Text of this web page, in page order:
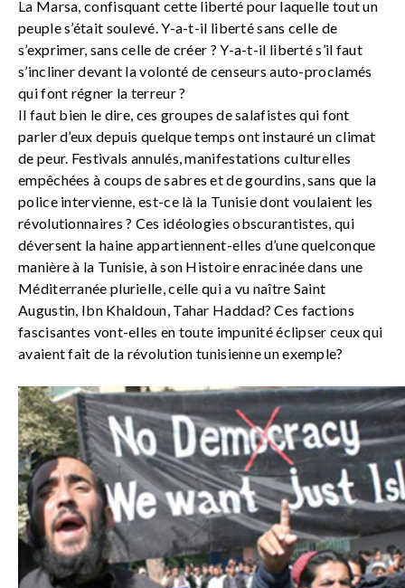
La Marsa, confisquant cette liberté pour laquelle tout un
peuple s’était soulevé. Y-a-t-il liberté sans celle de
s’exprimer, sans celle de créer ? Y-a-t-il liberté s’il faut
s’incliner devant la volonté de censeurs auto-proclamés
qui font régner la terreur ?
Il faut bien le dire, ces groupes de salafistes qui font
parler d’eux depuis quelque temps ont instauré un climat
de peur. Festivals annulés, manifestations culturelles
empêchées à coups de sabres et de gourdins, sans que la
police intervienne, est-ce là la Tunisie dont voulaient les
révolutionnaires ? Ces idéologies obscurantistes, qui
déversent la haine appartiennent-elles d’une quelconque
manière à la Tunisie, à son Histoire enracinée dans une
Méditerranée plurielle, celle qui a vu naître Saint
Augustin, Ibn Khaldoun, Tahar Haddad? Ces factions
fascisantes vont-elles en toute impunité éclipser ceux qui
avaient fait de la révolution tunisienne un exemple?